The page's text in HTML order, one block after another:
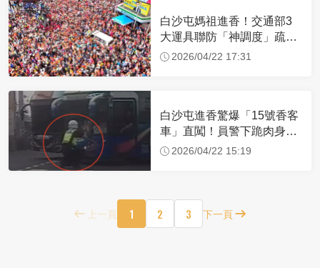
白沙屯媽祖進香！交通部3
大運具聯防「神調度」疏運
32.1萬創新高
2026/04/22 17:31
白沙屯進香驚爆「15號香客
車」直闖！員警下跪肉身擋
車：讓行人先過
2026/04/22 15:19
上一頁 1 2 3 下一頁